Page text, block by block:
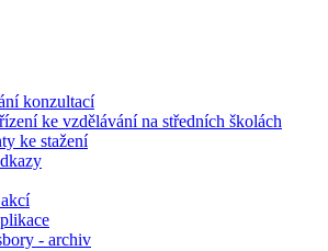
konzultací
ke vzdělávání na středních školách
ke stažení
- archiv